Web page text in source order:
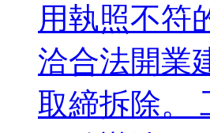
用執照不符
洽合法開業
取締拆除。